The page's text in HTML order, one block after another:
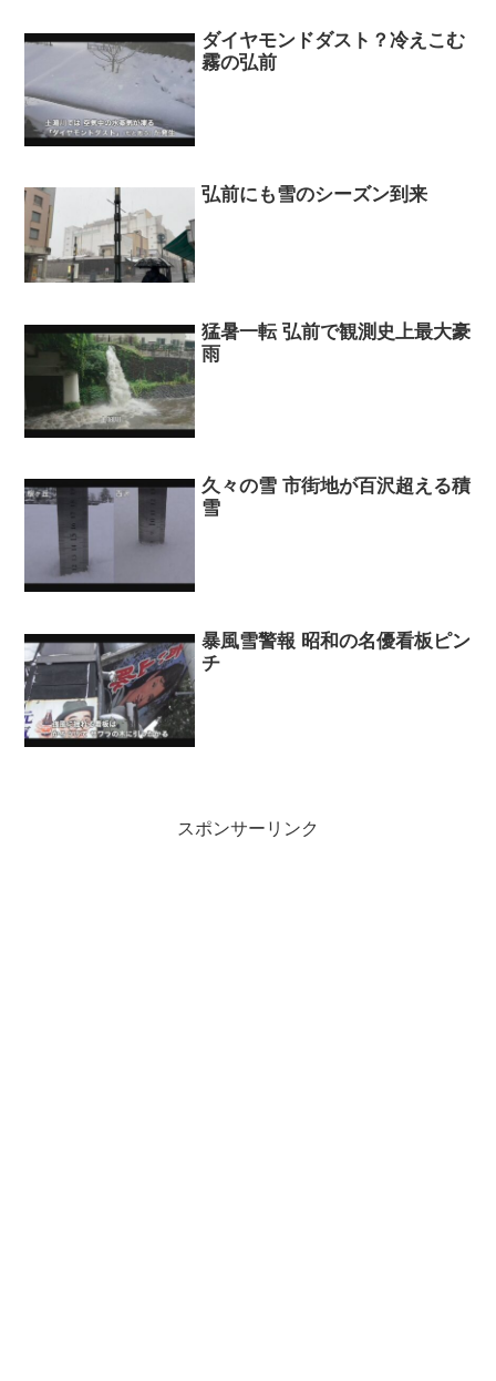
ダイヤモンドダスト？冷えこむ
霧の弘前
弘前にも雪のシーズン到来
猛暑一転 弘前で観測史上最大豪
雨
久々の雪 市街地が百沢超える積
雪
暴風雪警報 昭和の名優看板ピン
チ
スポンサーリンク